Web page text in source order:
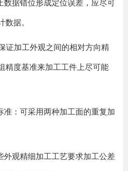
数据错位形成定位误差，应尽可
据。
证加工外观之间的相对方向精
精度基准来加工工件上尽可能
准：可采用两种加工面的重复加
外观精细加工工艺要求加工公差